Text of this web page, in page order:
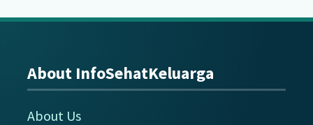
Footer
About InfoSehatKeluarga
About Us